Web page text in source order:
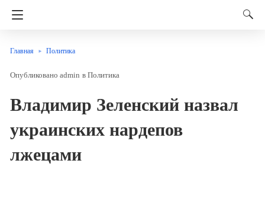
Главная Политика
admin в Политика
Владимир Зеленский назвал
украинских нардепов
лжецами